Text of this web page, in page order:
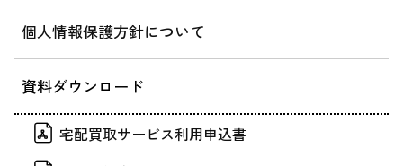
個人情報保護方針について
資料ダウンロード
宅配買取サービス利用申込書